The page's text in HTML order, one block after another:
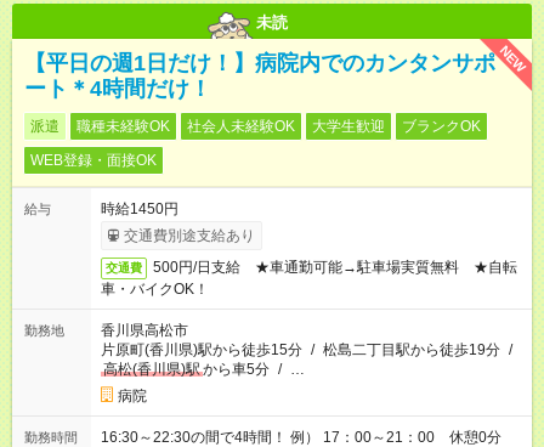
未読
NEW
【平日の週1日だけ！】病院内でのカンタンサポ
ート＊4時間だけ！
派遣 職種未経験OK 社会人未経験OK 大学生歓迎
ブランクOK
WEB登録・面接OK
給与
時給1450円
交通費別途支給あり
交通費
500円/日支給 ★車通勤可能→駐車場実質無料 ★自転
車・バイクOK！
勤務地
香川県高松市
片原町(香川県)駅から徒歩15分 / 松島二丁目駅から徒歩19分 /
高松(香川県)駅から車5分 / …
病院
勤務時間
16:30～22:30の間で4時間！ 例） 17：00～21：00 休憩0分